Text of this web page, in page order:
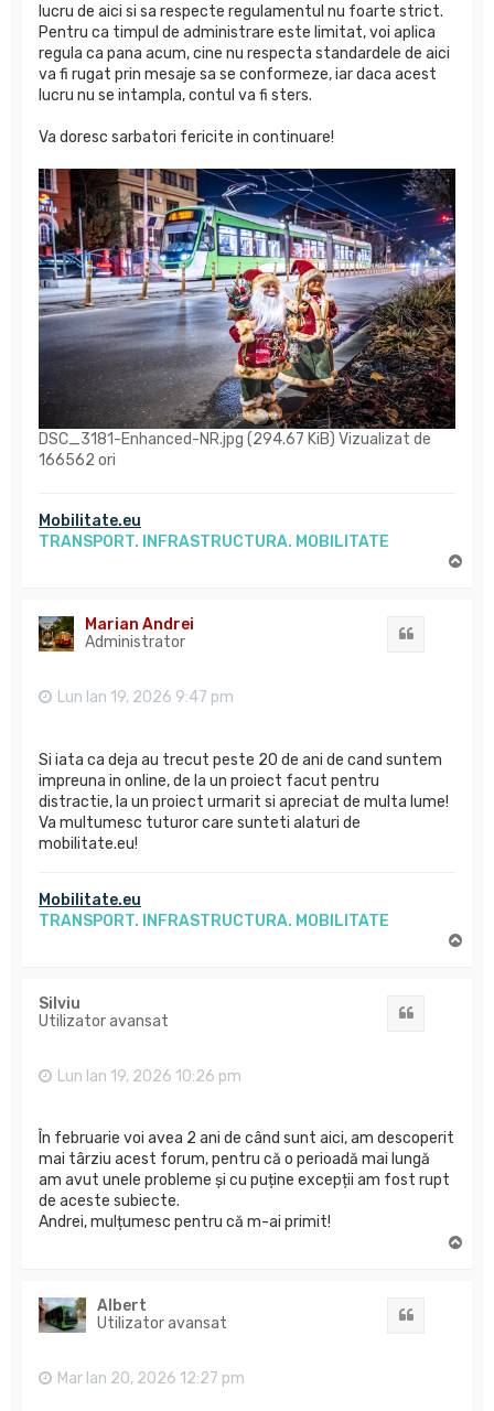
lucru de aici si sa respecte regulamentul nu foarte strict.
Pentru ca timpul de administrare este limitat, voi aplica
regula ca pana acum, cine nu respecta standardele de aici
va fi rugat prin mesaje sa se conformeze, iar daca acest
lucru nu se intampla, contul va fi sters.
Va doresc sarbatori fericite in continuare!
DSC_3181-Enhanced-NR.jpg (294.67 KiB) Vizualizat de
166562 ori
Mobilitate.eu
TRANSPORT. INFRASTRUCTURA. MOBILITATE
Marian Andrei
Administrator
Lun Ian 19, 2026 9:47 pm
Si iata ca deja au trecut peste 20 de ani de cand suntem
impreuna in online, de la un proiect facut pentru
distractie, la un proiect urmarit si apreciat de multa lume!
Va multumesc tuturor care sunteti alaturi de
mobilitate.eu!
Mobilitate.eu
TRANSPORT. INFRASTRUCTURA. MOBILITATE
Silviu
Utilizator avansat
Lun Ian 19, 2026 10:26 pm
În februarie voi avea 2 ani de când sunt aici, am descoperit
mai târziu acest forum, pentru că o perioadă mai lungă
am avut unele probleme și cu puține excepții am fost rupt
de aceste subiecte.
Andrei, mulțumesc pentru că m-ai primit!
Albert
Utilizator avansat
Mar Ian 20, 2026 12:27 pm